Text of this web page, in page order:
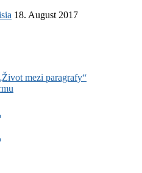
18. August 2017
mezi paragrafy“